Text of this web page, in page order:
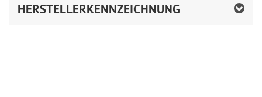
HERSTELLERKENNZEICHNUNG